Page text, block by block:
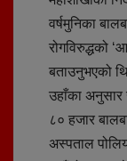
वर्षमुनिका
रोगविरुद्धको
बताउनुभएको
उहाँका
८० हजार
अस्पताल